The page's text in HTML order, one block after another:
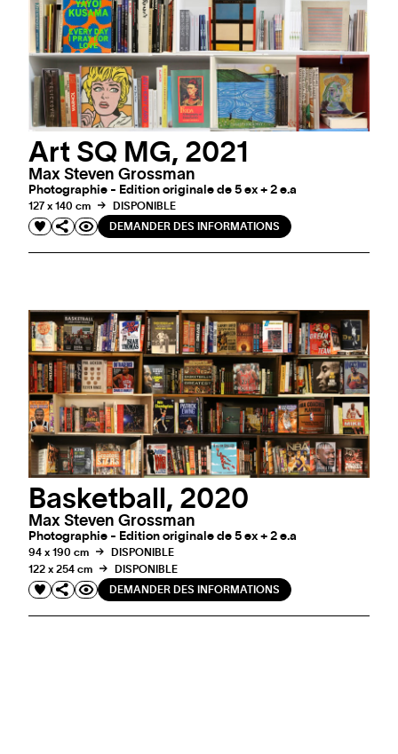
Art SQ MG, 2021
Max Steven Grossman
Photographie - Edition originale de 5 ex + 2 e.a
127 x 140 cm
DISPONIBLE
DEMANDER DES INFORMATIONS
Basketball, 2020
Max Steven Grossman
Photographie - Edition originale de 5 ex + 2 e.a
94 x 190 cm
DISPONIBLE
122 x 254 cm
DISPONIBLE
DEMANDER DES INFORMATIONS